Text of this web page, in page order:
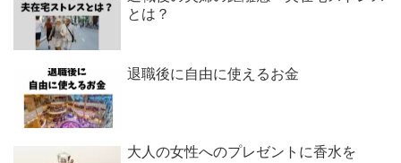
とは？
退職後に自由に使えるお金
大人の女性へのプレゼントに香水を